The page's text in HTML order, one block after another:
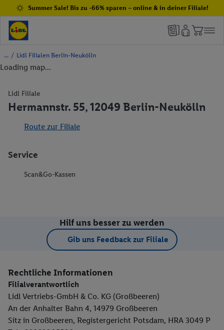
Summer Sale! Bis zu -66% sparen – online & in deiner Filiale!
/ Lidl Filialen Berlin-Neukölln
Loading map...
Lidl Filiale
Hermannstr. 55, 12049 Berlin-Neukölln
Route zur Filiale
Service
Scan&Go-Kassen
Hilf uns besser zu werden
Gib uns Feedback zur Filiale
Rechtliche Informationen
Filialverantwortlich
Lidl Vertriebs-GmbH & Co. KG (Großbeeren)
An der Anhalter Bahn 4, 14979 Großbeeren
Sitz in Großbeeren, Registergericht Potsdam, HRA 3049 P